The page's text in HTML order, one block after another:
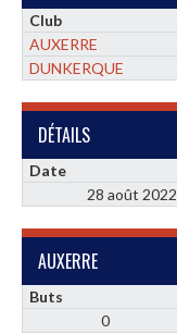
Club
AUXERRE
DUNKERQUE
DÉTAILS
Date
28 août 2022
AUXERRE
Buts
0